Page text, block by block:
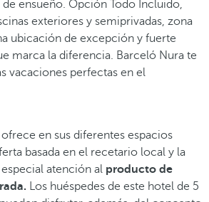
ensueño. Opción Todo Incluido,
exteriores y semiprivadas, zona
ubicación de excepción y fuerte
marca la diferencia. Barceló Nura te
vacaciones perfectas en el
en sus diferentes espacios
basada en el recetario local y la
atención al producto de
Los huéspedes de este hotel de 5